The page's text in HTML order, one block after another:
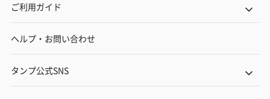
ご利用ガイド
ヘルプ・お問い合わせ
タンプ公式SNS